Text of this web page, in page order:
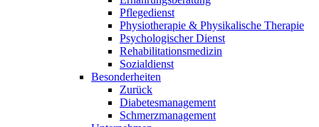
Pflegedienst
Physiotherapie & Physikalische Therapie
Psychologischer Dienst
Rehabilitationsmedizin
Sozialdienst
Besonderheiten
Zurück
Diabetesmanagement
Schmerzmanagement